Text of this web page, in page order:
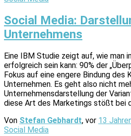
Social Media:
Unternehmens
Eine IBM Studie zeigt auf, wie man
erfolgreich sein kann: 90% der
Fokus auf eine engere Bindung des
Unternehmen. Es geht also nicht
Unternehmensdarstellung der
diese Art des Marketings stößt bei
Von Stefan Gebhardt, vor 13
Social Media